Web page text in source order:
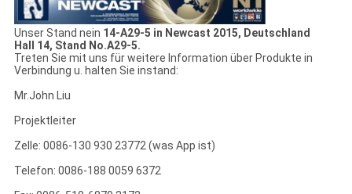
Unser Stand nein 14-A29-5 in Newcast 2015, Deutschland
Hall 14, Stand No.A29-5.
Treten Sie mit uns für weitere Information über Produkte in
Verbindung u. halten Sie instand:
Mr.John Liu
Projektleiter
Zelle: 0086-130 930 23772 (was App ist)
Telefon: 0086-188 0059 6372